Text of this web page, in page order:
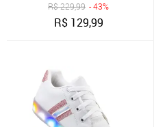
R$229,99 - 43%
R$ 129,99